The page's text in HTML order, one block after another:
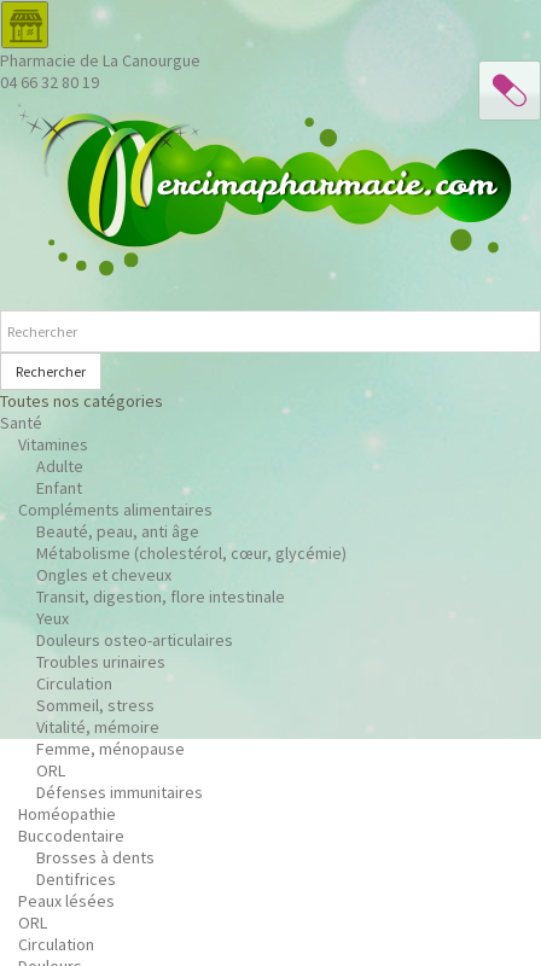
Pharmacie de La Canourgue
04 66 32 80 19
Rechercher
Toutes nos catégories
Santé
Vitamines
Adulte
Enfant
Compléments alimentaires
Beauté, peau, anti âge
Métabolisme (cholestérol, cœur, glycémie)
Ongles et cheveux
Transit, digestion, flore intestinale
Yeux
Douleurs osteo-articulaires
Troubles urinaires
Circulation
Sommeil, stress
Vitalité, mémoire
Femme, ménopause
ORL
Défenses immunitaires
Homéopathie
Buccodentaire
Brosses à dents
Dentifrices
Peaux lésées
ORL
Circulation